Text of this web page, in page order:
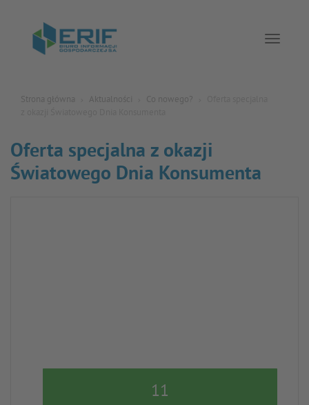
Strona główna Aktualności Co nowego?
Oferta specjalna z okazji
Światowego Dnia Konsumenta
11